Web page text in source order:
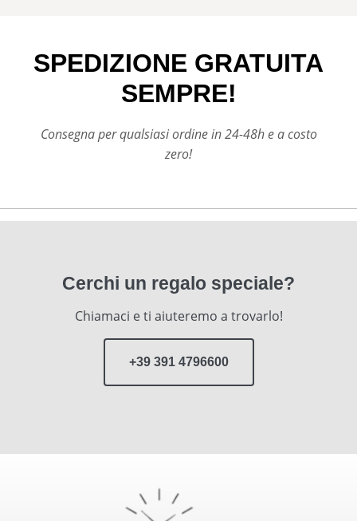
SPEDIZIONE GRATUITA
SEMPRE!
Consegna per qualsiasi ordine in 24-48h e a costo
zero!
Cerchi un regalo speciale?
Chiamaci e ti aiuteremo a trovarlo!
+39 391 4796600